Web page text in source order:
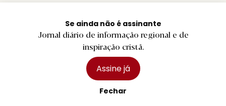
Se ainda não é assinante
Jornal diário de informação regional e de
inspiração cristã.
Assine já
Fechar